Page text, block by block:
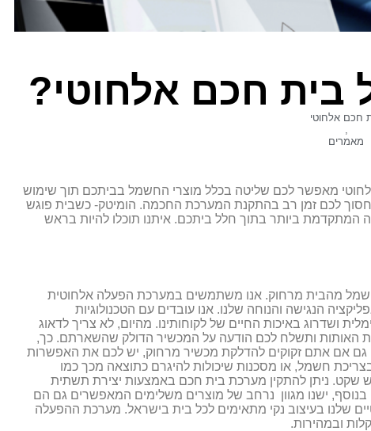
חכם אלחוטי?
חכם אלחוטי
,
מאמרים
מאפשר לכם שליטה בכלל מוצרי החשמל בביתכם תוך שימוש
לכם זמן רב בהתקנת המערכת החכמה. הומיטק- כשבית פוגש
המתקדמת ביותר בתוך חלל ביתכם. איתנו תוכלו להיות בראש
מהבית מרחוק. אנו משתמשים במערכת הפעלה אלחוטית
הנגישה והנוחה שלנו. אנו עובדים עם הטכנולוגיות
ושדרוג באיכות החיים של לקוחותינו. מהיום, לא צריך לדאוג
האותות ותשלח לכם הודעה על המכשיר הדולק שהשארתם. כך,
גם אם אתם זקוקים להדלקת מכשיר מרחוק, יש לכם את האפשרות
חשמל, או מסכנות שיכולות להיגרם כתוצאה מכך כמו
שקט. ניתן להתקין מערכת בית חכם באמצעות יצירת תשתית
ישנו מגוון נרחב של מוצרים משלימים המאפשרים גם הם
שלנו בעיצוב נקי מתאימים לכל בית בישראל. מערכת ההפעלה
ובמהירות.